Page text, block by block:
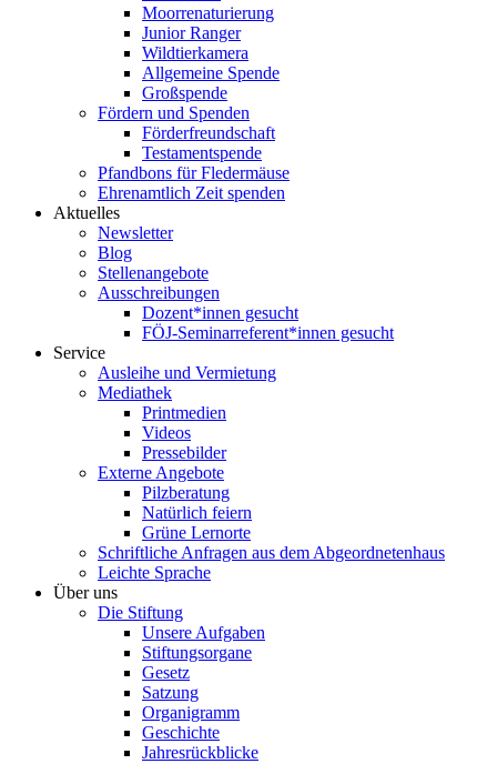
Moorrenaturierung
Junior Ranger
Wildtierkamera
Allgemeine Spende
Großspende
Fördern und Spenden
Förderfreundschaft
Testamentspende
Pfandbons für Fledermäuse
Ehrenamtlich Zeit spenden
Aktuelles
Newsletter
Blog
Stellenangebote
Ausschreibungen
Dozent*innen gesucht
FÖJ-Seminarreferent*innen gesucht
Service
Ausleihe und Vermietung
Mediathek
Printmedien
Videos
Pressebilder
Externe Angebote
Pilzberatung
Natürlich feiern
Grüne Lernorte
Schriftliche Anfragen aus dem Abgeordnetenhaus
Leichte Sprache
Über uns
Die Stiftung
Unsere Aufgaben
Stiftungsorgane
Gesetz
Satzung
Organigramm
Geschichte
Jahresrückblicke